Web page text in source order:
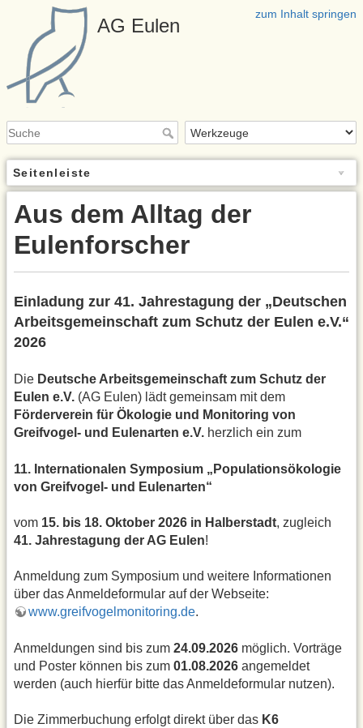
zum Inhalt springen
AG Eulen
Seitenleiste
Aus dem Alltag der
Eulenforscher
Einladung zur 41. Jahrestagung der „Deutschen
Arbeitsgemeinschaft zum Schutz der Eulen e.V.“
2026
Die Deutsche Arbeitsgemeinschaft zum Schutz der
Eulen e.V. (AG Eulen) lädt gemeinsam mit dem
Förderverein für Ökologie und Monitoring von
Greifvogel- und Eulenarten e.V. herzlich ein zum
11. Internationalen Symposium „Populationsökologie
von Greifvogel- und Eulenarten“
vom 15. bis 18. Oktober 2026 in Halberstadt, zugleich
41. Jahrestagung der AG Eulen!
Anmeldung zum Symposium und weitere Informationen
über das Anmeldeformular auf der Webseite:
www.greifvogelmonitoring.de.
Anmeldungen sind bis zum 24.09.2026 möglich. Vorträge
und Poster können bis zum 01.08.2026 angemeldet
werden (auch hierfür bitte das Anmeldeformular nutzen).
Die Zimmerbuchung erfolgt direkt über das K6